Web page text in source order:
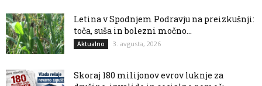
Letina v Spodnjem Podravju na preizkušnji:
toča, suša in bolezni močno...
Aktualno 3. avgusta, 2026
Skoraj 180 milijonov evrov luknje za